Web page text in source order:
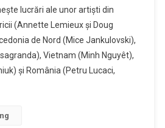
lucrări ale unor artiști din
(Annette Lemieux și Doug
de Nord (Mice Jankulovski),
Vietnam (Minh Nguyêt),
și România (Petru Lucaci,